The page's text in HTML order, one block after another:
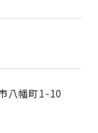
八幡町1-10